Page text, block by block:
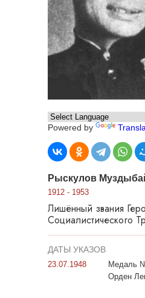
Powered by
Рыскулов
1912 - 1953
Лишённый звания
Социалистического
ДАТЫ УКАЗОВ
23.07.1948
Медаль
Орден